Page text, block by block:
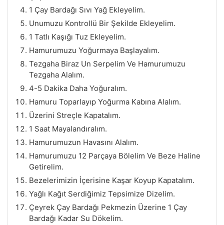
1 Çay Bardağı Sıvı Yağ Ekleyelim.
Unumuzu Kontrollü Bir Şekilde Ekleyelim.
1 Tatlı Kaşığı Tuz Ekleyelim.
Hamurumuzu Yoğurmaya Başlayalım.
Tezgaha Biraz Un Serpelim Ve Hamurumuzu
Tezgaha Alalım.
4-5 Dakika Daha Yoğuralım.
Hamuru Toparlayıp Yoğurma Kabına Alalım.
Üzerini Streçle Kapatalım.
1 Saat Mayalandıralım.
Hamurumuzun Havasını Alalım.
Hamurumuzu 12 Parçaya Bölelim Ve Beze Haline
Getirelim.
Bezelerimizin İçerisine Kaşar Koyup Kapatalım.
Yağlı Kağıt Serdiğimiz Tepsimize Dizelim.
Çeyrek Çay Bardağı Pekmezin Üzerine 1 Çay
Bardağı Kadar Su Dökelim.